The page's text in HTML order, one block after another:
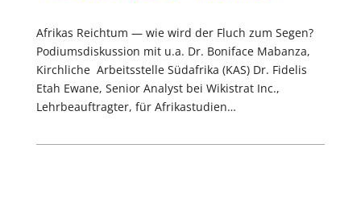
Afrikas Reichtum — wie wird der Fluch zum Segen?
Podiumsdiskussion mit u.a. Dr. Boniface Mabanza,
Kirchliche Arbeitsstelle Südafrika (KAS) Dr. Fidelis
Etah Ewane, Senior Analyst bei Wikistrat Inc.,
Lehrbeauftragter, für Afrikastudien…